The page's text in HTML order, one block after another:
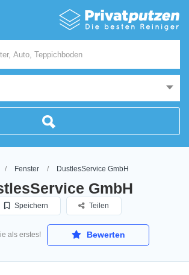
Fenster DustlesService GmbH
GmbH
Speichern Teilen
als erstes! Bewerten